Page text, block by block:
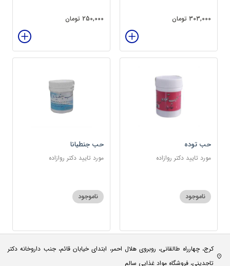
303,000 تومان 250,000 تومان
حب توده
مورد تایید دکتر روازاده
ناموجود
حب جنطیانا
مورد تایید دکتر روازاده
ناموجود
کرج، چهارراه طالقانی، روبروی هلال احمر، ابتدای خیابان قائم، جنب داروخانه دکتر
تاجدینی، فروشگاه مواد غذایی سالم